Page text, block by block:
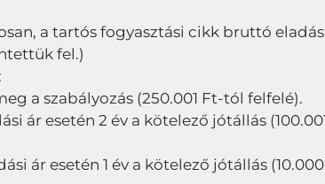
a tartós fogyasztási cikk bruttó
fel.)
a szabályozás (250.001 Ft-tól felfelé).
ár esetén 2 év a kötelező jótállás
ár esetén 1 év a kötelező jótállás (10.000